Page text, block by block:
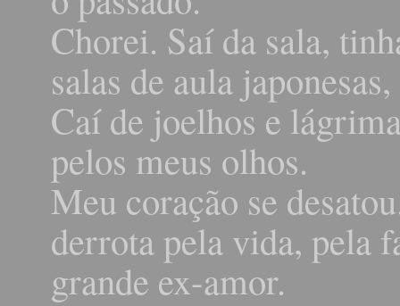
Chorei. Saí da sala,
salas de aula
Caí de joelhos e
pelos meus olhos.
Meu coração se
derrota pela vida, pela
grande ex-amor.